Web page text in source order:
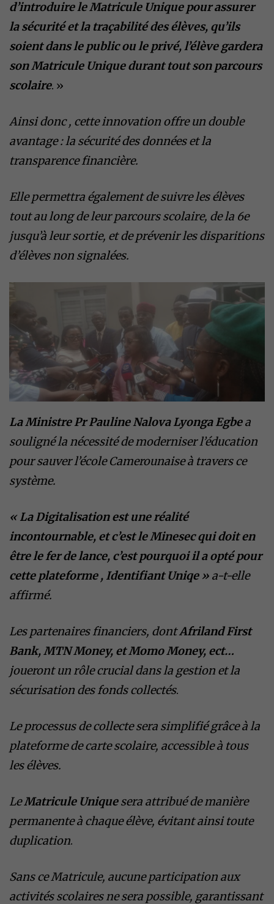
d’introduire le Matricule Unique pour assurer
la sécurité et la traçabilité des élèves, qu’ils
soient dans le public ou le privé, l’élève gardera
son Matricule Unique durant tout son parcours
scolaire. »
Ainsi donc , cette innovation offre un double
avantage : la sécurité des données et la
transparence financière.
Elle permettra également de suivre les élèves
tout au long de leur parcours scolaire, de la 6e
jusqu’à leur sortie, et de prévenir les disparitions
d’élèves non signalées.
La Ministre Pr Pauline Nalova Lyonga Egbea
souligné la nécessité de moderniser l’éducation
pour sauver l’école Camerounaise à travers ce
système.
« La Digitalisation est une réalité
incontournable, et c’est le Minesec qui doit en
être le fer de lance, c’est pourquoi il a opté pour
cette plateforme , Identifiant Uniqe » a-t-elle
affirmé.
Les partenaires financiers, dontAfriland First
Bank, MTN Money, et Momo Money, ect…
joueront un rôle crucial dans la gestion et la
sécurisation des fonds collectés.
Le processus de collecte sera simplifié grâce à la
plateforme de carte scolaire, accessible à tous
les élèves.
LeMatricule Uniquesera attribué de manière
permanente à chaque élève, évitant ainsi toute
duplication.
Sans ce Matricule, aucune participation aux
activités scolaires ne sera possible, garantissant